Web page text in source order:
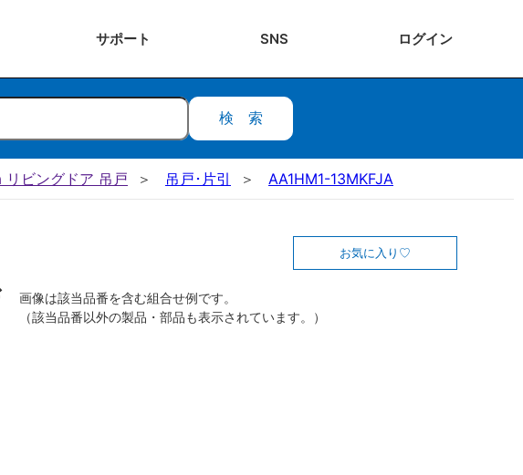
サポート SNS ログイン
検索
リビングドア 吊戸 吊戸･片引 AA1HM1-13MKFJA
お気に入り
画像は該当品番を含む組合せ例です。
（該当品番以外の製品・部品も表示されています。）